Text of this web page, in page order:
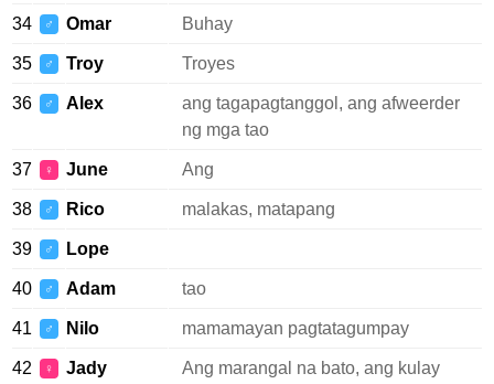
34 ♂ Omar Buhay
35 ♂ Troy Troyes
36 ♂ Alex
ang tagapagtanggol, ang afweerder
ng mga tao
37 ♀ June Ang
38 ♂ Rico malakas, matapang
39 ♂ Lope
40 ♂ Adam tao
41 ♂ Nilo mamamayan pagtatagumpay
42 ♀ Jady
Ang marangal na bato, ang kulay